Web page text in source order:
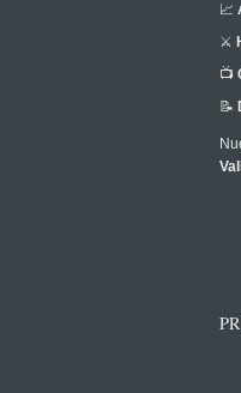
📈
⚔️
📺
📝